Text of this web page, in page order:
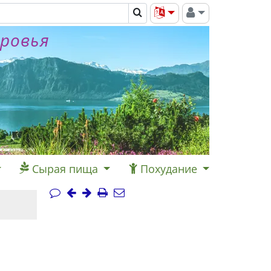
Сырая пища Похудание